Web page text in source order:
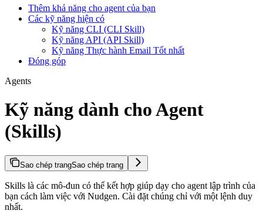
Thêm khả năng cho agent của bạn
Các kỹ năng hiện có
Kỹ năng CLI (CLI Skill)
Kỹ năng API (API Skill)
Kỹ năng Thực hành Email Tốt nhất
Đóng góp
Agents
Kỹ năng dành cho Agent
(Skills)
Sao chép trangSao chép trang
Skills là các mô-đun có thể kết hợp giúp dạy cho agent lập trình của
bạn cách làm việc với Nudgen. Cài đặt chúng chỉ với một lệnh duy
nhất.